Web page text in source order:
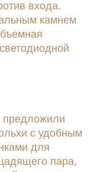
входа.
камнем
предложили
с удобным
для
пара,